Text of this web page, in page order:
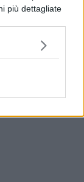
più dettagliate
il diritto di
si
questo sito o
.